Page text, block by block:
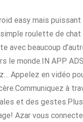
easy mais puissant
simple roulette de chat
avec beaucoup
le monde.IN APP
Appelez en vidéo
à
et des
Azar vous